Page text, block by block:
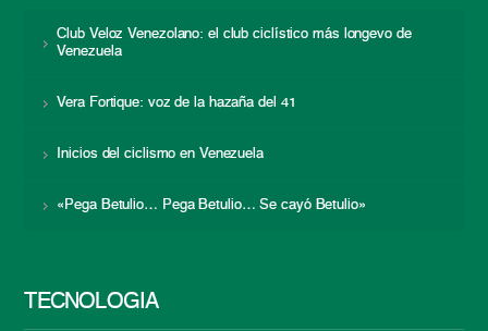
Club Veloz Venezolano: el club ciclístico más longevo de
Venezuela
Vera Fortique: voz de la hazaña del 41
Inicios del ciclismo en Venezuela
«Pega Betulio… Pega Betulio… Se cayó Betulio»
TECNOLOGÍA